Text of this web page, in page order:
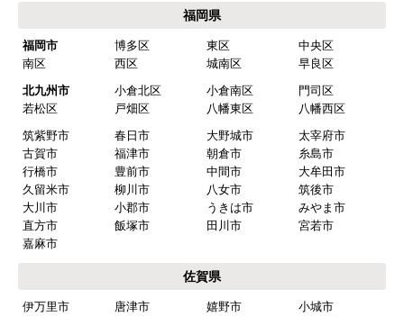
福岡県
福岡市 博多区 東区
中央区
南区
西区 城南区
早良区
北九州市
小倉北区 小倉南区
門司区
若松区
戸畑区 八幡東区
八幡西区
筑紫野市
春日市 大野城市
太宰府市
古賀市
福津市 朝倉市
糸島市
行橋市
豊前市 中間市
大牟田市
久留米市
柳川市 八女市
筑後市
大川市
小郡市 うきは市
みやま市
直方市
飯塚市 田川市
宮若市
嘉麻市
佐賀県
伊万里市 唐津市 嬉野市
小城市